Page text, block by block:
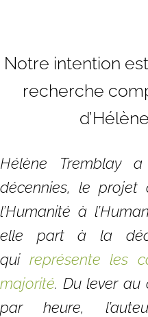
Notre intention
recherche
Hélène Tremblay
décennies, le projet
l’Humanité à
elle part à la
qui représente les
majorité. Du lever au
par heure,